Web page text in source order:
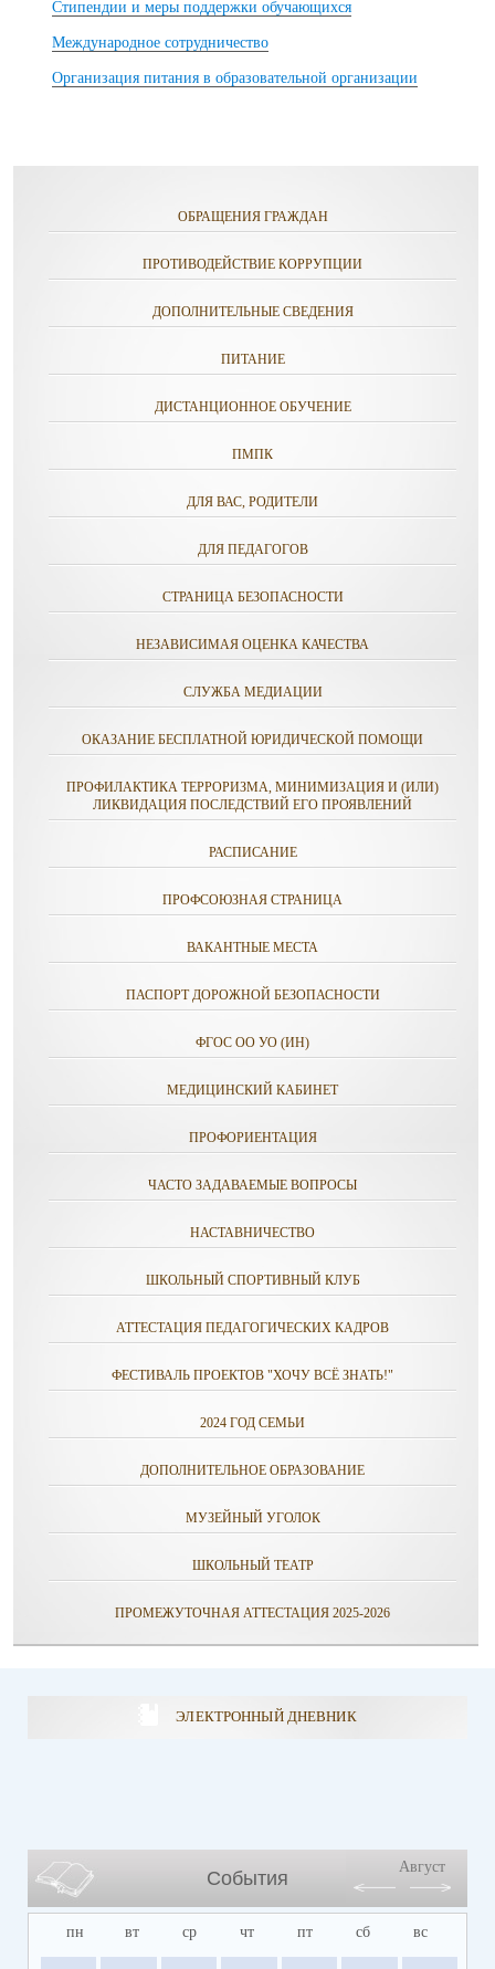
Стипендии и меры поддержки обучающихся
Международное сотрудничество
Организация питания в образовательной организации
ОБРАЩЕНИЯ ГРАЖДАН
ПРОТИВОДЕЙСТВИЕ КОРРУПЦИИ
ДОПОЛНИТЕЛЬНЫЕ СВЕДЕНИЯ
ПИТАНИЕ
ДИСТАНЦИОННОЕ ОБУЧЕНИЕ
ПМПК
ДЛЯ ВАС, РОДИТЕЛИ
ДЛЯ ПЕДАГОГОВ
СТРАНИЦА БЕЗОПАСНОСТИ
НЕЗАВИСИМАЯ ОЦЕНКА КАЧЕСТВА
СЛУЖБА МЕДИАЦИИ
ОКАЗАНИЕ БЕСПЛАТНОЙ ЮРИДИЧЕСКОЙ ПОМОЩИ
ПРОФИЛАКТИКА ТЕРРОРИЗМА, МИНИМИЗАЦИЯ И (ИЛИ)
ЛИКВИДАЦИЯ ПОСЛЕДСТВИЙ ЕГО ПРОЯВЛЕНИЙ
РАСПИСАНИЕ
ПРОФСОЮЗНАЯ СТРАНИЦА
ВАКАНТНЫЕ МЕСТА
ПАСПОРТ ДОРОЖНОЙ БЕЗОПАСНОСТИ
ФГОС ОО УО (ИН)
МЕДИЦИНСКИЙ КАБИНЕТ
ПРОФОРИЕНТАЦИЯ
ЧАСТО ЗАДАВАЕМЫЕ ВОПРОСЫ
НАСТАВНИЧЕСТВО
ШКОЛЬНЫЙ СПОРТИВНЫЙ КЛУБ
АТТЕСТАЦИЯ ПЕДАГОГИЧЕСКИХ КАДРОВ
ФЕСТИВАЛЬ ПРОЕКТОВ "ХОЧУ ВСЁ ЗНАТЬ!"
2024 ГОД СЕМЬИ
ДОПОЛНИТЕЛЬНОЕ ОБРАЗОВАНИЕ
МУЗЕЙНЫЙ УГОЛОК
ШКОЛЬНЫЙ ТЕАТР
ПРОМЕЖУТОЧНАЯ АТТЕСТАЦИЯ 2025-2026
ЭЛЕКТРОННЫЙ ДНЕВНИК
События
Август
пн вт ср чт пт сб вс